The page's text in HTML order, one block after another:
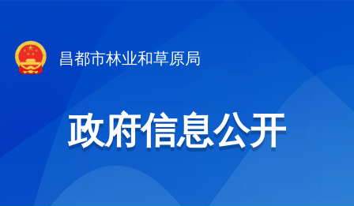
昌都市林业和草原局
政府信息公开